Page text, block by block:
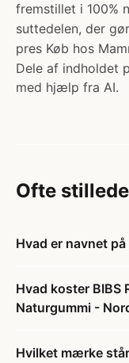
fremstillet i 100%
suttedelen, der
pres Køb hos
Dele af indholdet
med hjælp fra AI.
Ofte
Hvad er navnet
Hvad koster BIBS
Naturgummi -
Hvilket mærke